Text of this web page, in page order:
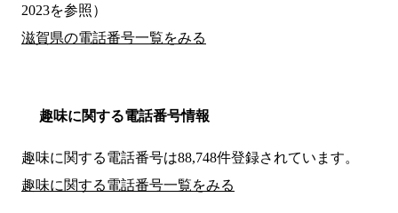
2023を参照）
滋賀県の電話番号一覧をみる
趣味に関する電話番号情報
趣味に関する電話番号は88,748件登録されています。
趣味に関する電話番号一覧をみる